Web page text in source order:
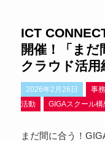
ICT
開催！「まだ
クラウド活用
2026年2月26日 事
活動
GIGAスクール
まだ間に合う！